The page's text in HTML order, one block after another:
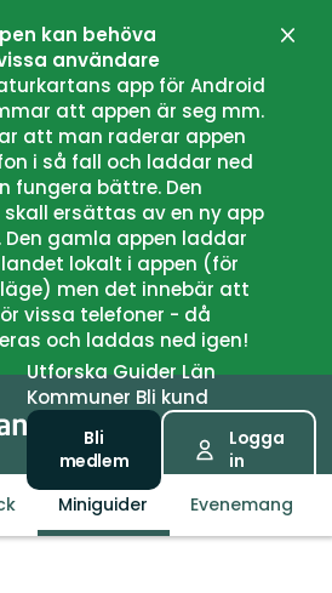
kan behöva
användare
app för Android
att appen är seg mm.
att man raderar appen
i så fall och laddar ned
fungera bättre. Den
ersättas av en ny app
gamla appen laddar
lokalt i appen (för
men det innebär att
vissa telefoner - då
och laddas ned igen!
UtforskaGuiderLän
Kommuner Bli kund
Bli
medlem
Logga
in
Miniguider Evenemang